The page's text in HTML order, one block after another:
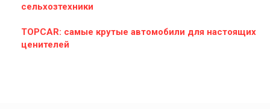
сельхозтехники
TOPCAR: самые крутые автомобили для настоящих
ценителей